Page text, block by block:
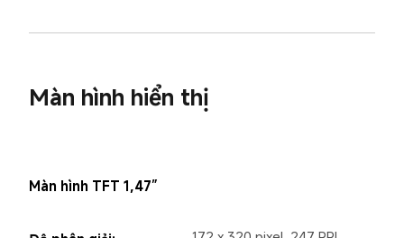
Màn hình hiển thị
Màn hình TFT 1,47”